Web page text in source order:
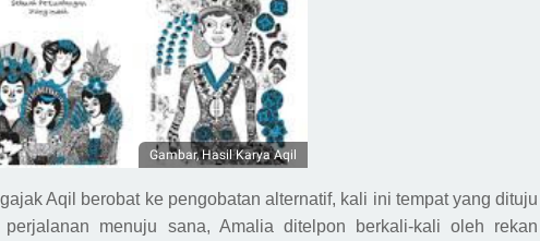
Gambar, Hasil Karya Aqil
Aqil berobat ke pengobatan alternatif, kali ini tempat yang dituju
menuju sana, Amalia ditelpon berkali-kali oleh rekan